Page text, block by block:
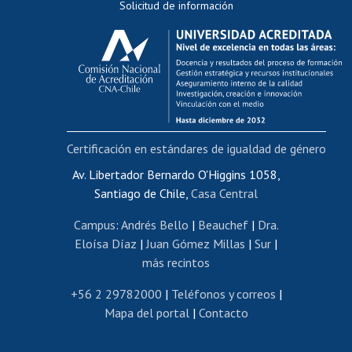
Evaluación docente
Calificación académica
Postulación al AUCAI
Funcionarias/os
Cursos internos de capacitación
Bienestar del personal
Portal de movilidad interna
Certificado de renta
Certificado de renta honorarios
Editar páginas blancas
Extranjeras/os
Revalidación y reconocimiento de títulos
Postulación al Programa de Movilidad Estudiantil
Solicitud de información
Av. Libertador Bernardo O'Higgins 1058,
Santiago de Chile, Casa Central
Campus: Andrés Bello | Beauchef| Dra.
Eloísa Díaz | Juan Gómez Millas | Sur |
más recintos
+56 2 29782000 | Teléfonos y correos |
Mapa del portal| Contacto
Certificación en estándares de igualdad de género